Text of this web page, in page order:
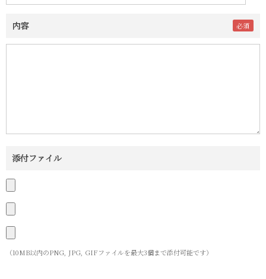
内容
添付ファイル
（10MB以内のPNG, JPG, GIFファイルを最大3個まで添付可能です）